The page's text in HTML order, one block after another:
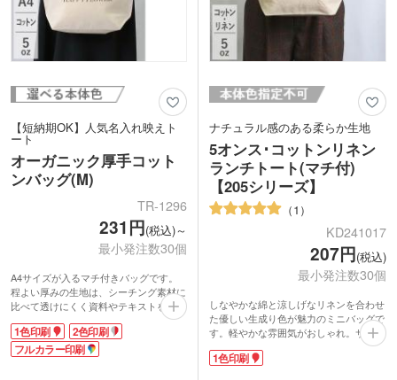
【短納期OK】人気名入れ映えト
ート
オーガニック厚手コット
ンバッグ(M)
TR-1296
231円(税込)～
最小発注数30個
A4サイズが入るマチ付きバッグです。
程よい厚みの生地は、シーチング素材に
比べて透けにくく資料やテキストを入れ
るサブバッグにぴったりです。バッグの
内側にはオーガニックコットンのタグ付
き。地球環境に配慮されたエコ素材は
1色印刷
2色印刷
フルカラー印刷
ナチュラル感のある柔らか生地
5オンス･コットンリネン
ランチトート(マチ付)
【205シリーズ】
1
KD241017
207円(税込)
最小発注数30個
しなやかな綿と涼しげなリネンを合わせ
た優しい生成り色が魅力のミニバッグで
す。軽やかな雰囲気がおしゃれ。サラッ
とした薄めの生地なので、サブバッグと
してカバンの中に畳んで入れておくこと
1色印刷